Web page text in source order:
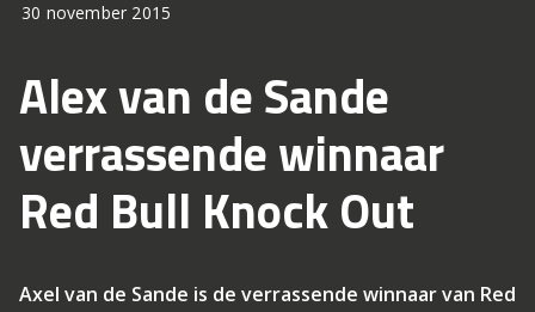
30 november 2015
Alex van de Sande
verrassende winnaar
Red Bull Knock Out
Axel van de Sande is de verrassende winnaar van Red